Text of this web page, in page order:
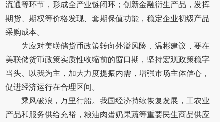
流通等环节，形成全产业链闭环；创新金融衍生产品，发挥
期货、期权等价格发现、套期保值功能，稳定企业初级产品
采购成本。
为应对美联储货币政策转向外溢风险，温彬建议，要在
美联储货币政策实质性收缩前的窗口期，坚持宏观政策稳字
当头、以我为主，加大力度提振内需，增强市场主体信心，
促进经济运行在合理区间。
乘风破浪，万里行船。我国经济持续恢复发展，工农业
产品和服务供给充裕，粮油肉蛋奶果蔬等重要民生商品供应